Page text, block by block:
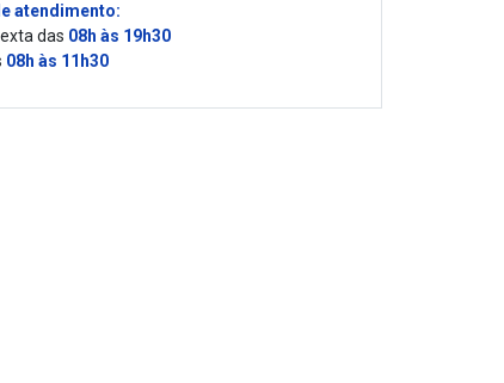
atendimento:
das 08h às 19h30
08h às 11h30